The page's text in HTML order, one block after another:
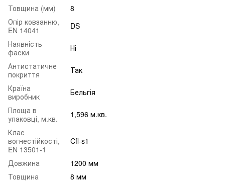
Товщина (мм)
8
Опір ковзанню,
EN 14041
DS
Наявність
фаски
Ні
Антистатичне
покриття
Так
Країна
виробник
Бельгія
Площа в
упаковці, м.кв.
1,596 м.кв.
Клас
вогнестійкості,
EN 13501-1
Cfl-s1
Довжина
1200 мм
Товщина
8 мм